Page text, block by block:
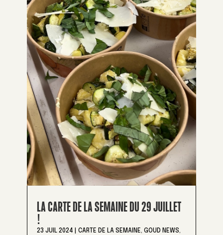
LA CARTE DE LA SEMAINE DU 29 JUILLET
!
23 JUIL 2024 CARTE DE LA SEMAINE, GOUD NEWS,